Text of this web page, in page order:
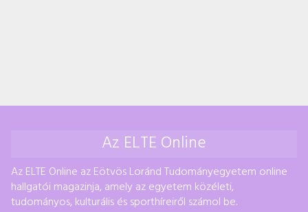
Az ELTE Online
Az ELTE Online az Eötvös Loránd Tudományegyetem online
hallgatói magazinja, amely az egyetem közéleti,
tudományos, kulturális és sporthíreiről számol be.